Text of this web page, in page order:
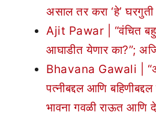
असाल तर करा ‘हे’ घरगुती
Ajit Pawar | “वंचित
आघाडीत येणार का?”;
Bhavana Gawali |
पत्नीबद्दल आणि
भावना गवळी राऊत आणि